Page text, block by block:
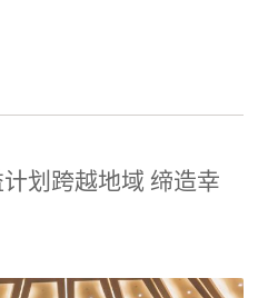
划跨越地域 缔造幸